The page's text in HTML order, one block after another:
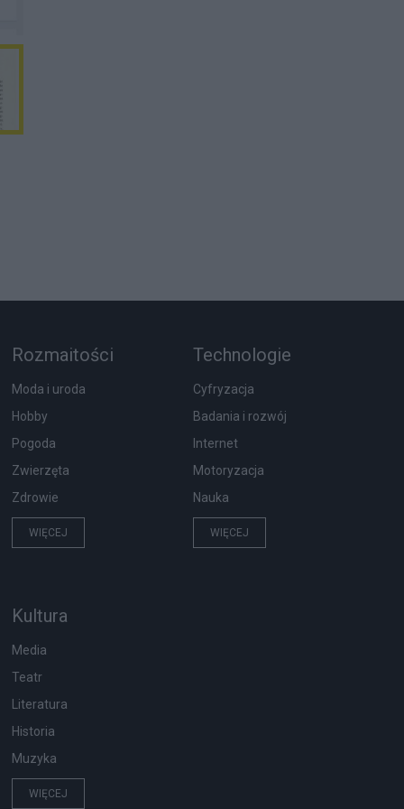
Rozmaitości
Moda i uroda
Hobby
Pogoda
Zwierzęta
Zdrowie
WIĘCEJ
Technologie
Cyfryzacja
Badania i rozwój
Internet
Motoryzacja
Nauka
WIĘCEJ
Kultura
Media
Teatr
Literatura
Historia
Muzyka
WIĘCEJ